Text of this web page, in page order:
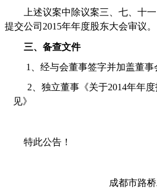
上述议案中除议案三、七、十
提交公司 2015年年度股东大会审议。
三、备查文件
1 、经与会董事签字并加盖董
2 、独立董事《关于2014年年
见》
特此公告！
成都市路